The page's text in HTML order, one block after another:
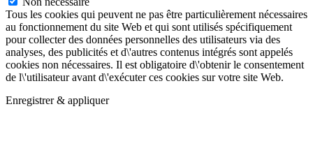
Tous les cookies qui peuvent ne pas être particulièrement nécessaires
au fonctionnement du site Web et qui sont utilisés spécifiquement
pour collecter des données personnelles des utilisateurs via des
analyses, des publicités et d\'autres contenus intégrés sont appelés
cookies non nécessaires. Il est obligatoire d\'obtenir le consentement
de l\'utilisateur avant d\'exécuter ces cookies sur votre site Web.
Enregistrer & appliquer